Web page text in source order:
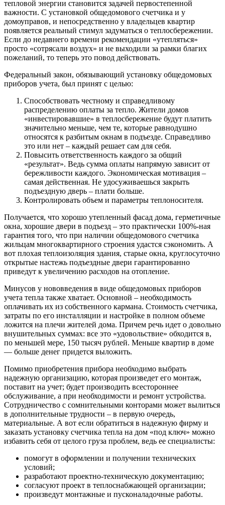
тепловой энергии становится задачей первостепенной
важности. С установкой общедомового счетчика и у
домоуправов, и непосредственно у владельцев квартир
появляется реальный стимул задуматься о теплосбережении.
Если до недавнего времени рекомендации «утепляться»
просто «сотрясали воздух» и не выходили за рамки благих
пожеланий, то теперь это повод действовать.
Федеральный закон, обязывающий установку общедомовых
приборов учета, был принят с целью:
Способствовать честному и справедливому
распределению оплаты за тепло. Жители домов
«инвестировавшие» в теплосбережение будут платить
значительно меньше, чем те, которые равнодушно
относятся к разбитым окнам в подъезде. Справедливо
это или нет – каждый решает сам для себя.
Повысить ответственность каждого за общий
«результат». Ведь сумма оплаты напрямую зависит от
бережливости каждого. Экономическая мотивация –
самая действенная. Не удосуживаешься закрыть
подъездную дверь – плати больше.
Контролировать объем и параметры теплоносителя.
Получается, что хорошо утепленный фасад дома, герметичные
окна, хорошие двери в подъезд – это практически 100%-ная
гарантия того, что при наличии общедомового счетчика
жильцам многоквартирного строения удастся сэкономить. А
вот плохая теплоизоляция здания, старые окна, круглосуточно
открытые настежь подъездные двери гарантированно
приведут к увеличению расходов на отопление.
Минусов у нововведения в виде общедомовых приборов
учета тепла также хватает. Основной – необходимость
оплачивать их из собственного кармана. Стоимость счетчика,
затраты по его инсталляции и настройке в полном объеме
ложится на плечи жителей дома. Причем речь идет о довольно
внушительных суммах: все это «удовольствие» обходится в,
по меньшей мере, 150 тысяч рублей. Меньше квартир в доме
— больше денег придется выложить.
Помимо приобретения прибора необходимо выбрать
надежную организацию, которая произведет его монтаж,
поставит на учет; будет производить всестороннее
обслуживание, а при необходимости и ремонт устройства.
Сотрудничество с сомнительными конторами может вылиться
в дополнительные трудности – в первую очередь,
материальные. А вот если обратиться в надежную фирму и
заказать установку счетчика тепла на дом «под ключ» можно
избавить себя от целого груза проблем, ведь ее специалисты:
помогут в оформлении и получении технических
условий;
разработают проектно-техническую документацию;
согласуют проект в теплоснабжающей организации;
произведут монтажные и пусконаладочные работы.